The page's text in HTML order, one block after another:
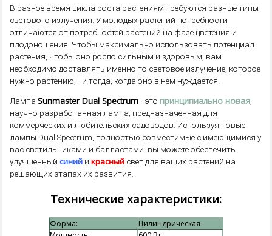
В разное время цикла роста растениям требуются разные типы
светового излучения. У молодых растений потребности
отличаются от потребностей растений на фазе цветения и
плодоношения. Чтобы максимально использовать потенциал
растения, чтобы оно росло сильным и здоровым, вам
необходимо доставлять именно то световое излучение, которое
нужно растению, - и тогда, когда оно в нем нуждается.
ЛампаSunmaster Dual Spectrum- это принципиально новая
научно разработанная лампа, предназначенная для
коммерческих и любительских садоводов. Используя новые
лампы Dual Spectrum, полностью совместимые с имеющимися у
вас светильниками и балластами, вы можете обеспечить
улучшенныйсиний икрасный свет для ваших растений на
решающих этапах их развития.
Технические характеристики:
Форма:
Цилиндрическая